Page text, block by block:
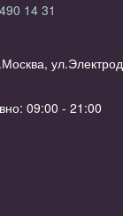
14 31
09:00 - 21:00